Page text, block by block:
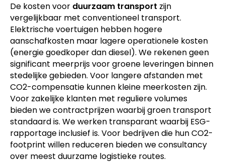
De kosten voor duurzaam transport zijn
vergelijkbaar met conventioneel transport.
Elektrische voertuigen hebben hogere
aanschafkosten maar lagere operationele kosten
(energie goedkoper dan diesel). We rekenen geen
significant meerprijs voor groene leveringen binnen
stedelijke gebieden. Voor langere afstanden met
CO2-compensatie kunnen kleine meerkosten zijn.
Voor zakelijke klanten met reguliere volumes
bieden we contractprijzen waarbij groen transport
standaard is. We werken transparant waarbij ESG-
rapportage inclusief is. Voor bedrijven die hun CO2-
footprint willen reduceren bieden we consultancy
over meest duurzame logistieke routes.